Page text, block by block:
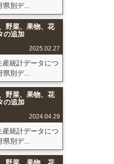
別デ...
野菜、果物、花
の追加
2025.02.27
統計データにつ
県別デ...
野菜、果物、花
の追加
2024.04.29
統計データにつ
県別デ...